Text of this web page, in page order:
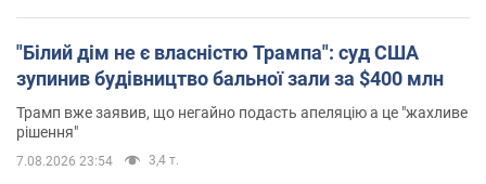
"Білий дім не є власністю Трампа": суд США
зупинив будівництво бальної зали за $400 млн
Трамп вже заявив, що негайно подасть апеляцію а це "жахливе
рішення"
7.08.2026 23:54 3,4 т.